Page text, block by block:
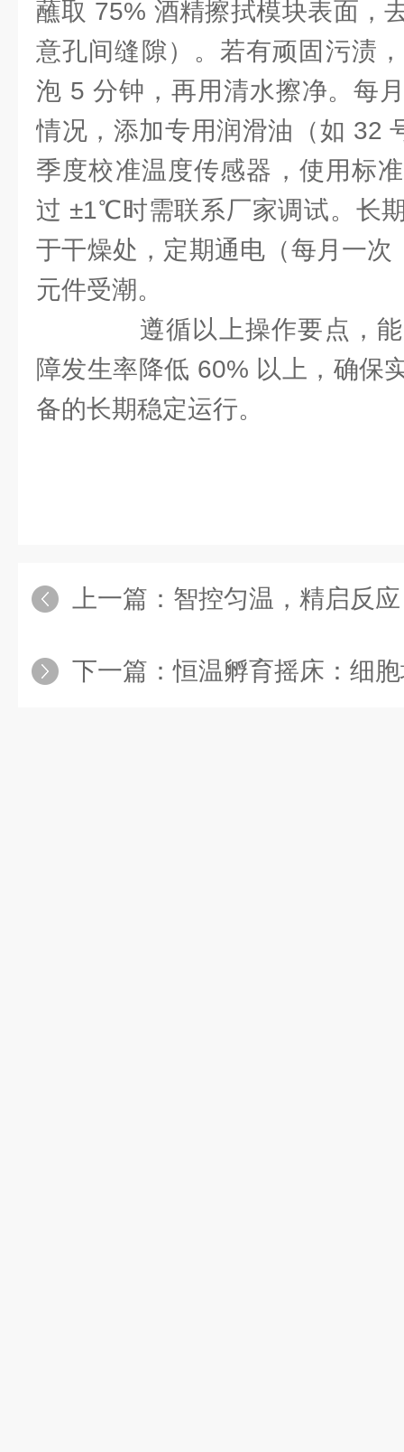
蘸取 75% 酒精擦拭模块表面，
意孔间缝隙）。若有顽固污渍
泡 5 分钟，再用清水擦净。每
情况，添加专用润滑油（如 32
季度校准温度传感器，使用标
过 ±1℃时需联系厂家调试。长
于干燥处，定期通电（每月一
元件受潮。​
遵循以上操作要点，
障发生率降低 60% 以上，确保
备的长期稳定运行。​
上一篇： 智控匀温，精启反应：
下一篇：恒温孵育摇床：细胞